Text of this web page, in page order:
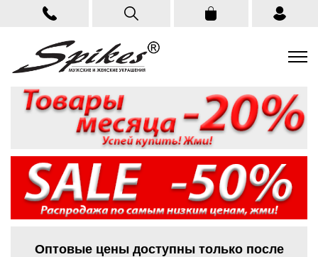
Оптовые цены доступны только после